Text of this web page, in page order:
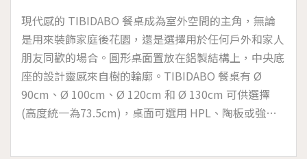
現代感的 TIBIDABO 餐桌成為室外空間的主角，無論
是用來裝飾家庭後花園，還是選擇用於任何戶外和家人
朋友同歡的場合。圓形桌面置放在鋁製結構上，中央底
座的設計靈感來自樹的輪廓。TIBIDABO 餐桌有 Ø
90cm、Ø 100cm、Ø 120cm 和 Ø 130cm 可供選擇
(高度統一為73.5cm)，桌面可選用 HPL、陶板或強化